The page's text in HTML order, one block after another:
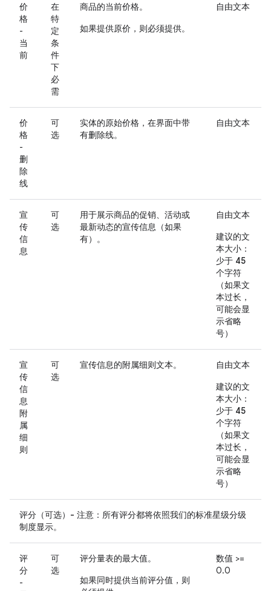
价
格
-
当
前
在
特
定
条
件
下
必
需
商品的当前价格。
如果提供原价，则必须提供。
自由文本
价
格
-
删
除
线
可
选
实体的原始价格，在界面中带
有删除线。
自由文本
宣
传
信
息
可
选
用于展示商品的促销、活动或
最新动态的宣传信息（如果
有）。
自由文本
建议的文
本大小：
少于 45
个字符
（如果文
本过长，
可能会显
示省略
号）
宣
传
信
息
附
属
细
则
可
选
宣传信息的附属细则文本。
自由文本
建议的文
本大小：
少于 45
个字符
（如果文
本过长，
可能会显
示省略
号）
评分（可选）- 注意：所有评分都将依照我们的标准星级分级
制度显示。
评
分
-
可
选
评分量表的最大值。
如果同时提供当前评分值，则
数值 >=
0.0